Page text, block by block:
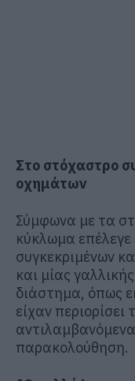
Στο στόχαστρο
οχημάτων
Σύμφωνα με τα
κύκλωμα
συγκεκριμένων
και μίας
διάστημα, όπως
είχαν
παρακολούθηση.